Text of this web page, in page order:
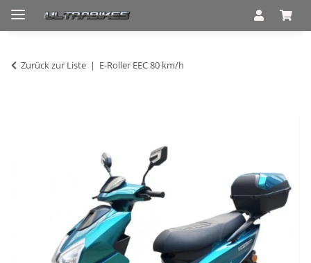
Zurück zur Liste E-Roller EEC 80 km/h